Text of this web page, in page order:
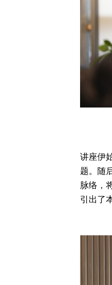
讲座伊
题。随
脉络，
引出了